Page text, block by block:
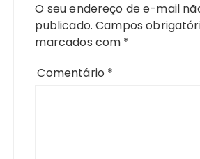
O seu endereço de e-mail
publicado. Campos
marcados com *
Comentário *